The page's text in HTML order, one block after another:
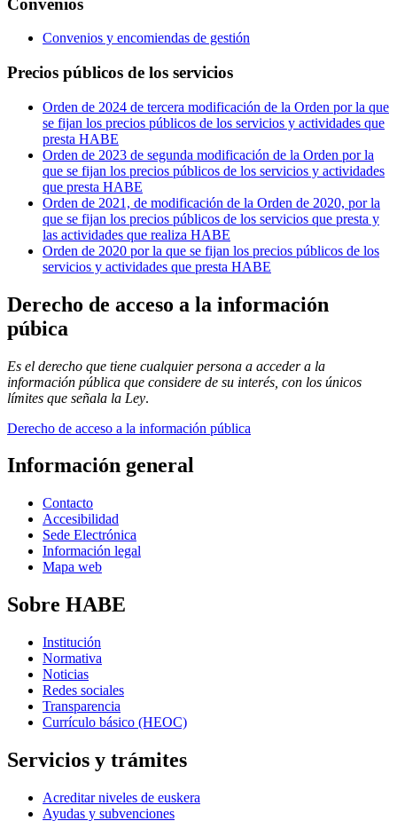
Convenios y encomiendas de gestión
Precios públicos de los servicios
Orden de 2024 de tercera modificación de la Orden por la que
se fijan los precios públicos de los servicios y actividades que
presta HABE
Orden de 2023 de segunda modificación de la Orden por la
que se fijan los precios públicos de los servicios y actividades
que presta HABE
Orden de 2021, de modificación de la Orden de 2020, por la
que se fijan los precios públicos de los servicios que presta y
las actividades que realiza HABE
Orden de 2020 por la que se fijan los precios públicos de los
servicios y actividades que presta HABE
Derecho de acceso a la información
púbica
Es el derecho que tiene cualquier persona a acceder a la
información pública que considere de su interés, con los únicos
límites que señala la Ley.
Derecho de acceso a la información pública
Información general
Contacto
Accesibilidad
Sede Electrónica
Información legal
Mapa web
Sobre HABE
Institución
Normativa
Noticias
Redes sociales
Transparencia
Currículo básico (HEOC)
Servicios y trámites
Acreditar niveles de euskera
Ayudas y subvenciones